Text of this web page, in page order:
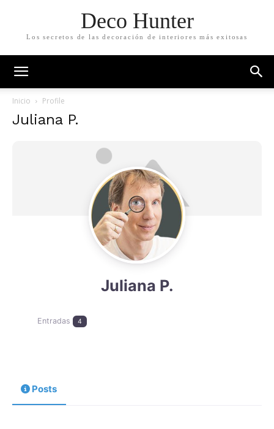
Deco Hunter
Los secretos de las decoración de interiores más exitosas
Inicio Profile
Juliana P.
Juliana P.
Entradas 4
Posts